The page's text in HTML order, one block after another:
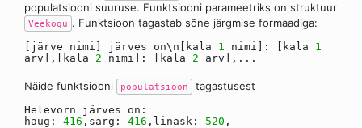
populatsiooni suuruse. Funktsiooni parameetriks on struktuur
Veekogu . Funktsioon tagastab sõne järgmise formaadiga:
[järve nimi] järves on\n[kala 1 nimi]: [kala 1
arv],[kala 2 nimi]: [kala 2 arv],...
Näide funktsiooni populatsioon tagastusest
Helevorn järves on:
haug: 416 ,särg: 416 ,linask: 520 ,